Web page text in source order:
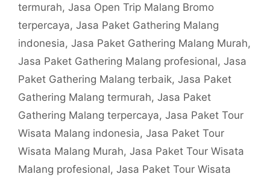
termurah, Jasa Open Trip Malang Bromo
terpercaya, Jasa Paket Gathering Malang
indonesia, Jasa Paket Gathering Malang Murah,
Jasa Paket Gathering Malang profesional, Jasa
Paket Gathering Malang terbaik, Jasa Paket
Gathering Malang termurah, Jasa Paket
Gathering Malang terpercaya, Jasa Paket Tour
Wisata Malang indonesia, Jasa Paket Tour
Wisata Malang Murah, Jasa Paket Tour Wisata
Malang profesional, Jasa Paket Tour Wisata